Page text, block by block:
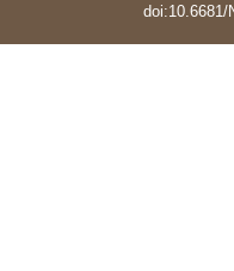
doi:10.6681/